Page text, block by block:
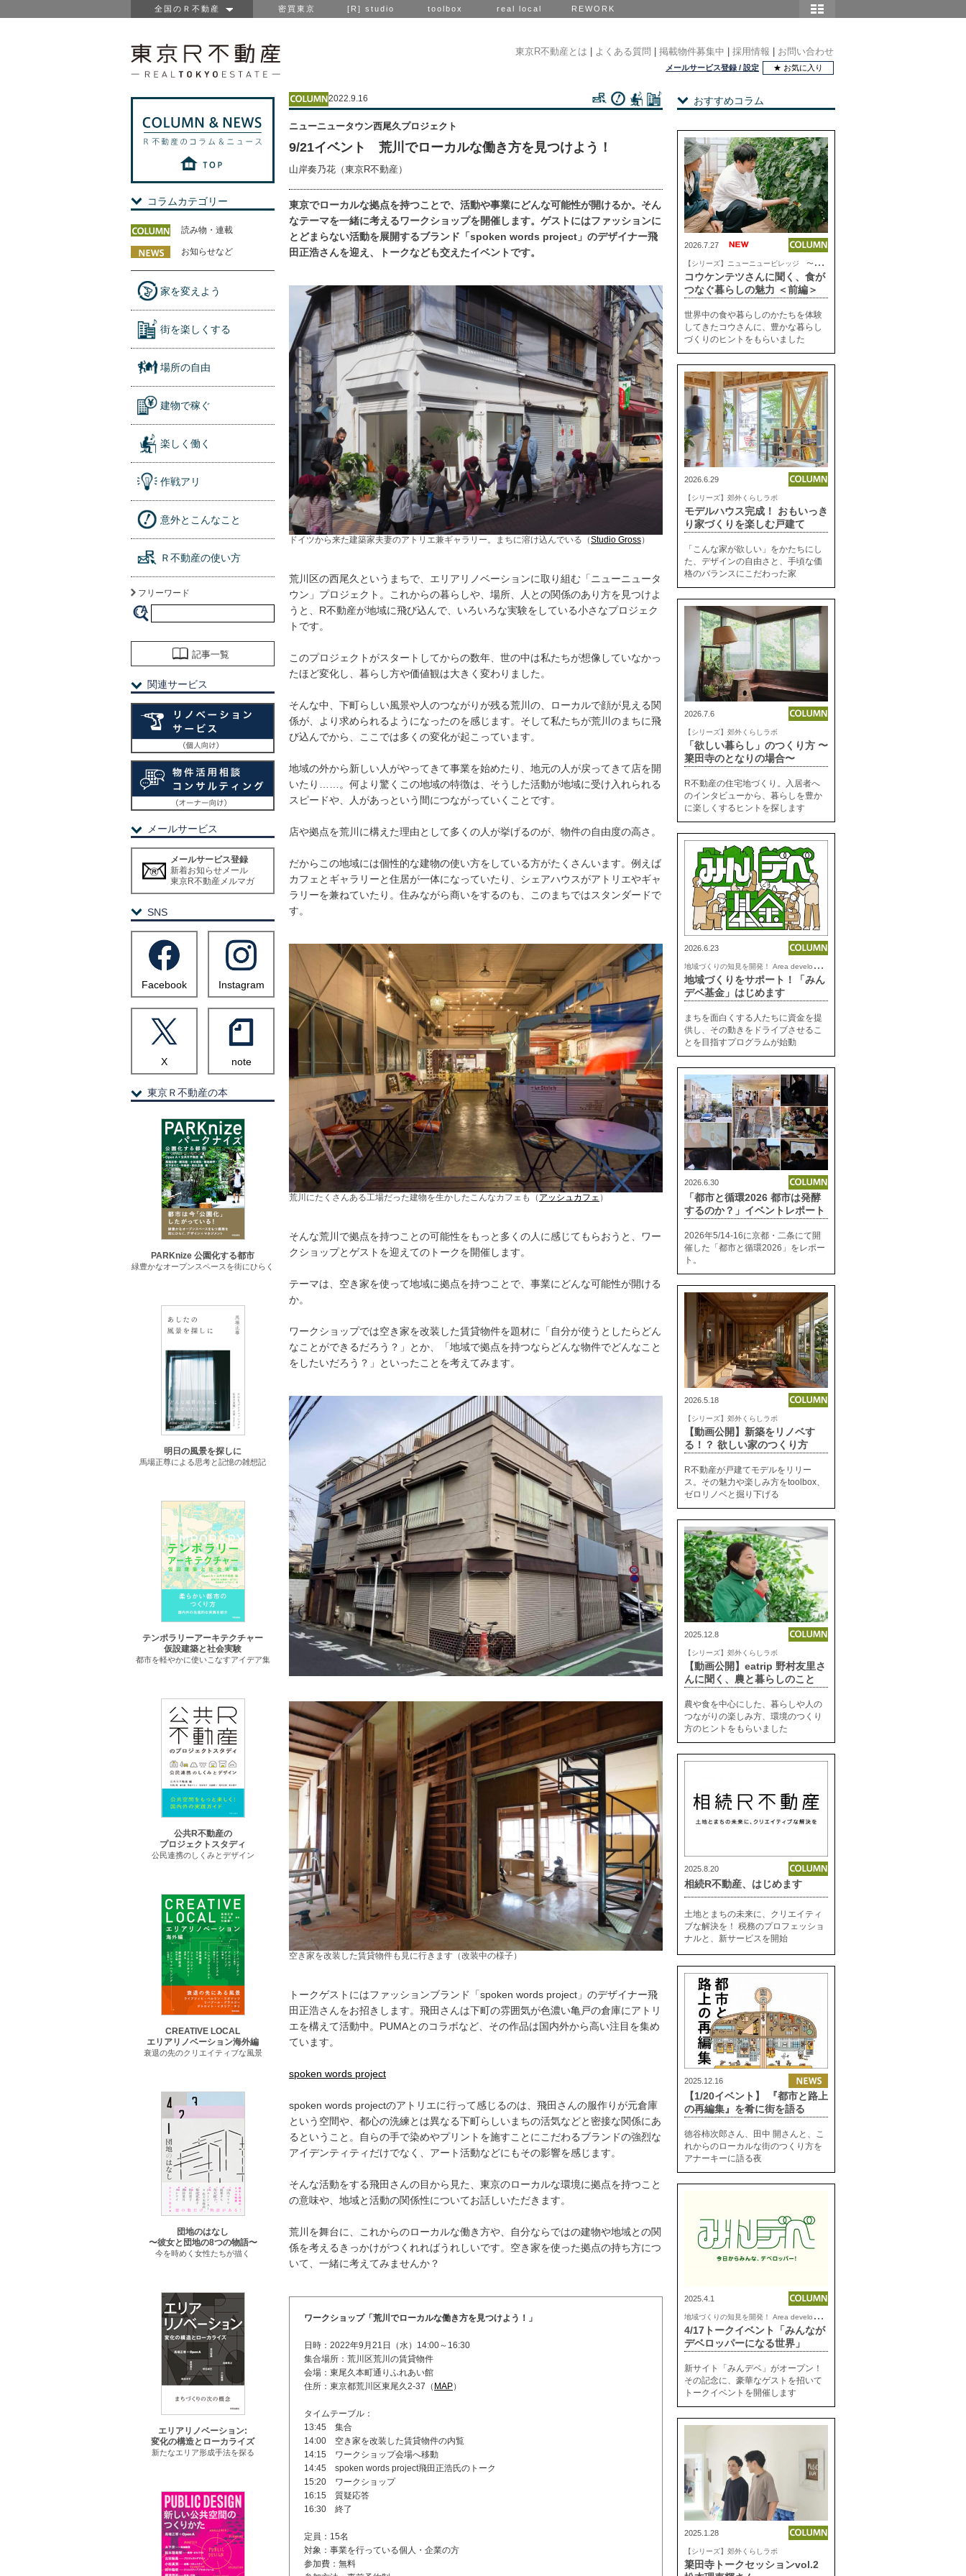
全国のＲ不動産 密買東京 [R] studio toolbox real local REWORK
東京R不動産とは よくある質問 掲載物件募集中 採用情報 お問い合わせ
メールサービス登録 / 設定 ★ お気に入り
2022.9.16
ニューニュータウン西尾久プロジェクト
9/21イベント 荒川でローカルな働き方を見つけよう！
山岸奏乃花（東京R不動産）
東京でローカルな拠点を持つことで、活動や事業にどんな可能性が開けるか。そん
なテーマを一緒に考えるワークショップを開催します。ゲストにはファッションに
とどまらない活動を展開するブランド「spoken words project」のデザイナー飛
田正浩さんを迎え、トークなども交えたイベントです。
ドイツから来た建築家夫妻のアトリエ兼ギャラリー。まちに溶け込んでいる（Studio Gross）
荒川区の西尾久というまちで、エリアリノベーションに取り組む「ニューニュータ
ウン」プロジェクト。これからの暮らしや、場所、人との関係のあり方を見つけよ
うと、R不動産が地域に飛び込んで、いろいろな実験をしている小さなプロジェク
トです。
このプロジェクトがスタートしてからの数年、世の中は私たちが想像していなかっ
たほど変化し、暮らし方や価値観は大きく変わりました。
そんな中、下町らしい風景や人のつながりが残る荒川の、ローカルで顔が見える関
係が、より求められるようになったのを感じます。そして私たちが荒川のまちに飛
び込んでから、ここでは多くの変化が起こっています。
地域の外から新しい人がやってきて事業を始めたり、地元の人が戻ってきて店を開
いたり……。何より驚くこの地域の特徴は、そうした活動が地域に受け入れられる
スピードや、人があっという間につながっていくことです。
店や拠点を荒川に構えた理由として多くの人が挙げるのが、物件の自由度の高さ。
だからこの地域には個性的な建物の使い方をしている方がたくさんいます。例えば
カフェとギャラリーと住居が一体になっていたり、シェアハウスがアトリエやギャ
ラリーを兼ねていたり。住みながら商いをするのも、このまちではスタンダードで
す。
荒川にたくさんある工場だった建物を生かしたこんなカフェも（ アッシュカフェ ）
そんな荒川で拠点を持つことの可能性をもっと多くの人に感じてもらおうと、ワー
クショップとゲストを迎えてのトークを開催します。
テーマは、空き家を使って地域に拠点を持つことで、事業にどんな可能性が開ける
か。
ワークショップでは空き家を改装した賃貸物件を題材に「自分が使うとしたらどん
なことができるだろう？」とか、「地域で拠点を持つならどんな物件でどんなこと
をしたいだろう？」といったことを考えてみます。
空き家を改装した賃貸物件も見に行きます（改装中の様子）
トークゲストにはファッションブランド「spoken words project」のデザイナー飛
田正浩さんをお招きします。飛田さんは下町の雰囲気が色濃い亀戸の倉庫にアトリ
エを構えて活動中。PUMAとのコラボなど、その作品は国内外から高い注目を集め
ています。
spoken words project
spoken words projectのアトリエに行って感じるのは、飛田さんの服作りが元倉庫
という空間や、都心の洗練とは異なる下町らしいまちの活気などと密接な関係にあ
るということ。自らの手で染めやプリントを施すことにこだわるブランドの強烈な
アイデンティティだけでなく、アート活動などにもその影響を感じます。
そんな活動をする飛田さんの目から見た、東京のローカルな環境に拠点を持つこと
の意味や、地域と活動の関係性についてお話しいただきます。
荒川を舞台に、これからのローカルな働き方や、自分ならではの建物や地域との関
係を考えるきっかけがつくれればうれしいです。空き家を使った拠点の持ち方につ
いて、一緒に考えてみませんか？
ワークショップ「荒川でローカルな働き方を見つけよう！」
日時：2022年9月21日（水）14:00～16:30
集合場所：荒川区荒川の賃貸物件
会場：東尾久本町通りふれあい館
住所：東京都荒川区東尾久2-37（ MAP）
タイムテーブル：
13:45 集合
14:00 空き家を改装した賃貸物件の内覧
14:15 ワークショップ会場へ移動
14:45 spoken words project飛田正浩氏のトーク
15:20 ワークショップ
16:15 質疑応答
16:30 終了
定員：15名
対象：事業を行っている個人・企業の方
参加費：無料
おすすめコラム
2026.7.27
【
シリーズ】ニューニュービレッジ 〜これからの気持ちいい暮らし
コウケンテツさんに聞く、食が
つなぐ暮らしの魅力 ＜前編＞
世界中の食や暮らしのかたちを体験
してきたコウさんに、豊かな暮らし
づくりのヒントをもらいました
2026.6.29
【シリーズ】郊外くらしラボ
モデルハウス完成！ おもいっき
り家づくりを楽しむ戸建て
「こんな家が欲しい」をかたちにし
た、デザインの自由さと、手頃な価
格のバランスにこだわった家
2026.7.6
【シリーズ】郊外くらしラボ
「欲しい暮らし」のつくり方 〜
簗田寺のとなりの場合〜
R不動産の住宅地づくり。入居者へ
のインタビューから、暮らしを豊か
に楽しくするヒントを探します
2026.6.23
地
域づくりの知見を開発！ Area development lab.
地域づくりをサポート！「みん
デベ基金」はじめます
まちを面白くする人たちに資金を提
供し、その動きをドライブさせるこ
とを目指すプログラムが始動
2026.6.30
「都市と循環2026 都市は発酵
するのか？」イベントレポート
2026年5/14-16に京都・二条にて開
催した「都市と循環2026」をレポー
ト。
2026.5.18
【シリーズ】郊外くらしラボ
【動画公開】新築をリノベす
る！？ 欲しい家のつくり方
R不動産が戸建てモデルをリリー
ス。その魅力や楽しみ方をtoolbox、
ゼロリノベと掘り下げる
2025.12.8
【シリーズ】郊外くらしラボ
【動画公開】eatrip 野村友里さ
んに聞く、農と暮らしのこと
農や食を中心にした、暮らしや人の
つながりの楽しみ方、環境のつくり
方のヒントをもらいました
2025.8.20
相続R不動産、はじめます
土地とまちの未来に、クリエイティ
ブな解決を！ 税務のプロフェッショ
ナルと、新サービスを開始
2025.12.16
【1/20イベント】 『都市と路上
の再編集』を肴に街を語る
徳谷柿次郎さん、田中 開さんと、こ
れからのローカルな街のつくり方を
アナーキーに語る夜
2025.4.1
地
域づくりの知見を開発！ Area development lab.
4/17トークイベント「みんなが
デベロッパーになる世界」
新サイト「みんデベ」がオープン！
その記念に、豪華なゲストを招いて
トークイベントを開催します
2025.1.28
【シリーズ】郊外くらしラボ
簗田寺トークセッションvol.2
コラムカテゴリー
読み物・連載
お知らせなど
家を変えよう
街を楽しくする
場所の自由
建物で稼ぐ
楽しく働く
作戦アリ
意外とこんなこと
Ｒ不動産の使い方
フリーワード
記事一覧
関連サービス
メールサービス
メールサービス登録
新着お知らせメール
東京R不動産メルマガ
SNS
Facebook Instagram
X note
東京Ｒ不動産の本
PARKnize 公園化する都市
緑豊かなオープンスペースを街にひらく
明日の風景を探しに
馬場正尊による思考と記憶の雑想記
テンポラリーアーキテクチャー
仮設建築と社会実験
都市を軽やかに使いこなすアイデア集
公共R不動産の
プロジェクトスタディ
公民連携のしくみとデザイン
CREATIVE LOCAL
エリアリノベーション海外編
衰退の先のクリエイティブな風景
団地のはなし
〜彼女と団地の8つの物語〜
今を時めく女性たちが描く
エリアリノベーション:
変化の構造とローカライズ
新たなエリア形成手法を探る